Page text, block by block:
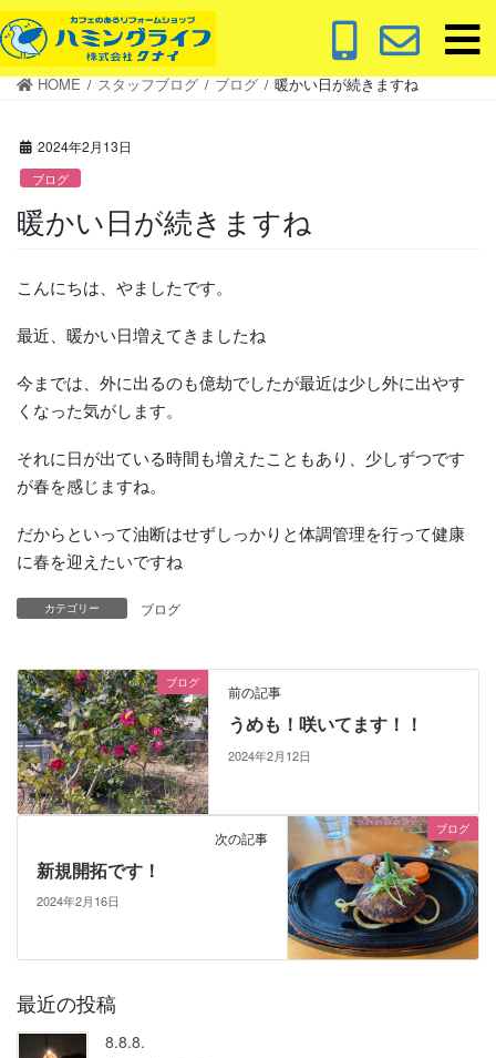
コ
ン
テ
ナ
ビ
ゲ
HOME スタッフブログ ブログ 暖かい日が続きますね
2024年2月13日
ブログ
暖かい日が続きますね
こんにちは、やましたです。
最近、暖かい日増えてきましたね
今までは、外に出るのも億劫でしたが最近は少し外に出やす
くなった気がします。
それに日が出ている時間も増えたこともあり、少しずつです
が春を感じますね。
だからといって油断はせずしっかりと体調管理を行って健康
に春を迎えたいですね
カテゴリー ブログ
ブログ 前の記事
うめも！咲いてます！！
2024年2月12日
ブログ
次の記事
新規開拓です！
2024年2月16日
最近の投稿
8.8.8.